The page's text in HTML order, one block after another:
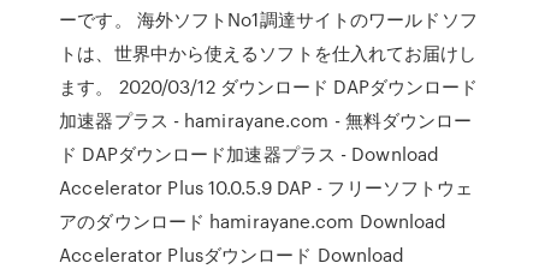
ーです。 海外ソフトNo1調達サイトのワールドソフ
トは、世界中から使えるソフトを仕入れてお届けし
ます。 2020/03/12 ダウンロード DAPダウンロード
加速器プラス - hamirayane.com - 無料ダウンロー
ド DAPダウンロード加速器プラス - Download
Accelerator Plus 10.0.5.9 DAP - フリーソフトウェ
アのダウンロード hamirayane.com Download
Accelerator Plusダウンロード Download